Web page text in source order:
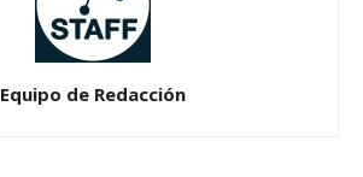
Equipo de Redacción